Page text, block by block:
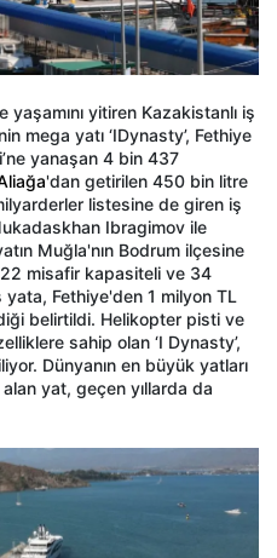
yaşamını yitiren Kazakistanlı iş
mega yatı ‘IDynasty’, Fethiye
yanaşan 4 bin 437
'dan getirilen 450 bin litre
listesine de giren iş
Ibragimov ile
Muğla'nın Bodrum ilçesine
misafir kapasiteli ve 34
yata, Fethiye'den 1 milyon TL
belirtildi. Helikopter pisti ve
sahip olan ‘I Dynasty’,
Dünyanın en büyük yatları
alan yat, geçen yıllarda da